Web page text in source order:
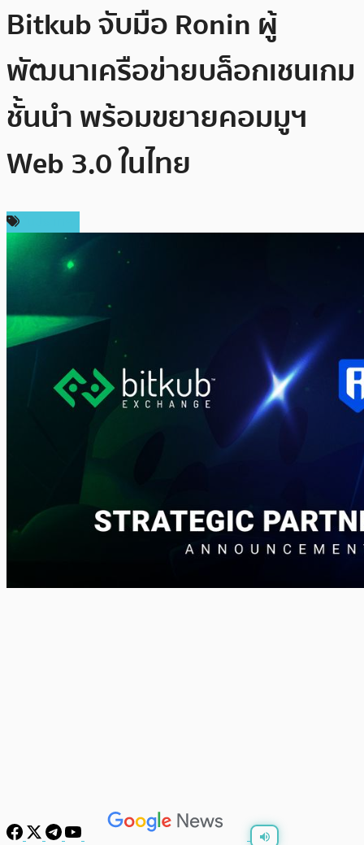
Bitkub จับมือ Ronin ผู้
พัฒนาเครือข่ายบล็อกเชนเกม
ชั้นนำ พร้อมขยายคอมมูฯ
Web 3.0 ในไทย